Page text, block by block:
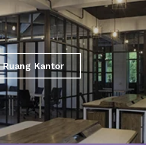
Ruang Kantor